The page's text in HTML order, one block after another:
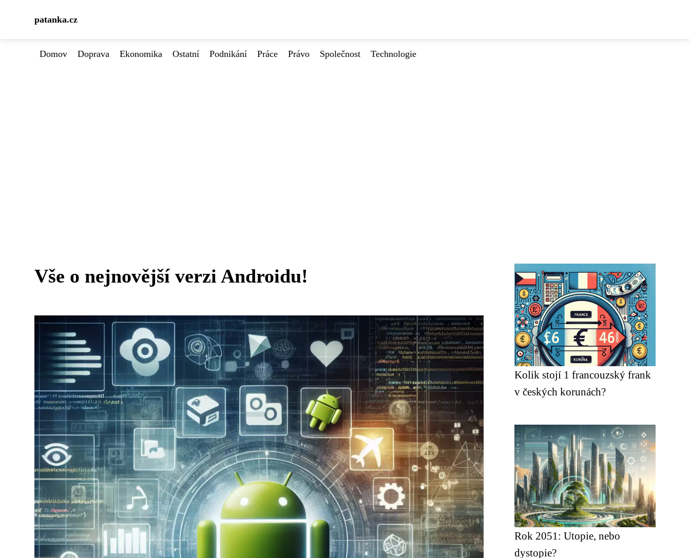
patanka.cz
Domov Doprava Ekonomika Ostatní Podnikání Práce Právo Společnost Technologie
Vše o nejnovější verzi Androidu!
Kolik stojí 1 francouzský frank
v českých korunách?
Rok 2051: Utopie, nebo
dystopie?